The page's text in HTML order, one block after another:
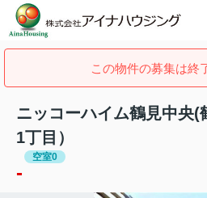
この物件の募集は終
ニッコーハイム鶴見中央(
1丁目）
空室0
-